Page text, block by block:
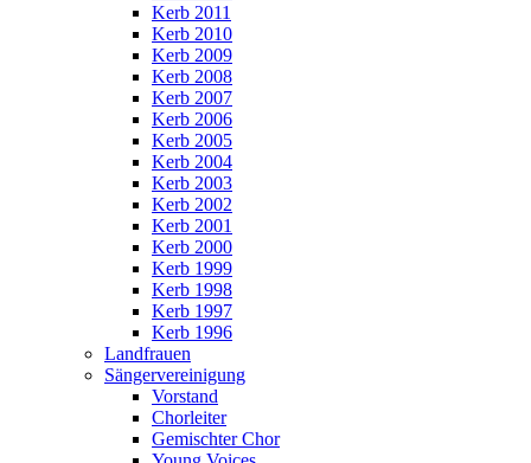
Kerb 2011
Kerb 2010
Kerb 2009
Kerb 2008
Kerb 2007
Kerb 2006
Kerb 2005
Kerb 2004
Kerb 2003
Kerb 2002
Kerb 2001
Kerb 2000
Kerb 1999
Kerb 1998
Kerb 1997
Kerb 1996
Landfrauen
Sängervereinigung
Vorstand
Chorleiter
Gemischter Chor